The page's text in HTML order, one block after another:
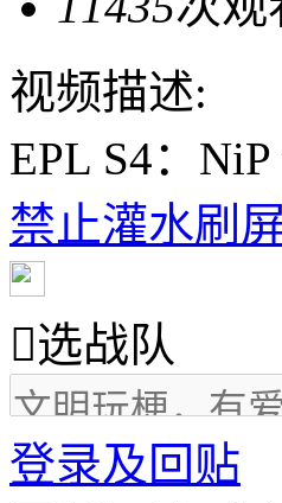
视频描述:
EPL S4：
禁止灌水刷
选战队
登录及回贴